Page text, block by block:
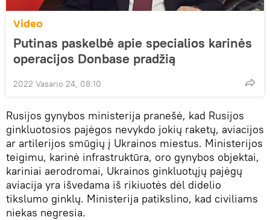
Video
Putinas paskelbė apie specialios karinės
operacijos Donbase pradžią
2022 Vasario 24, 08:10
Rusijos gynybos ministerija pranešė, kad Rusijos
ginkluotosios pajėgos nevykdo jokių raketų, aviacijos
ar artilerijos smūgių į Ukrainos miestus. Ministerijos
teigimu, karinė infrastruktūra, oro gynybos objektai,
kariniai aerodromai, Ukrainos ginkluotųjų pajėgų
aviacija yra išvedama iš rikiuotės dėl didelio
tikslumo ginklų. Ministerija patikslino, kad civiliams
niekas negresia.